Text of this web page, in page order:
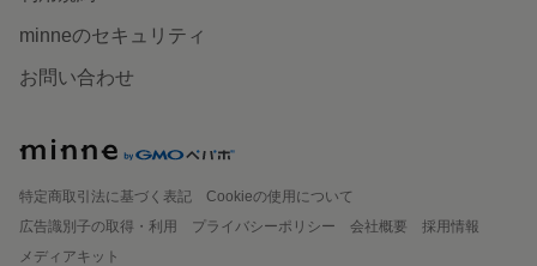
minneのセキュリティ
お問い合わせ
特定商取引法に基づく表記
Cookieの使用について
広告識別子の取得・利用
プライバシーポリシー 会社概要
採用情報
メディアキット